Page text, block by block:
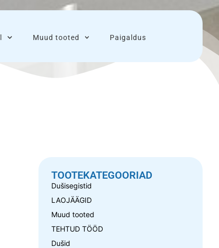
Muud tooted Paigaldus
TOOTEKATEGOORIAD
Dušisegistid
LAOJÄÄGID
Muud tooted
TEHTUD TÖÖD
Dušid